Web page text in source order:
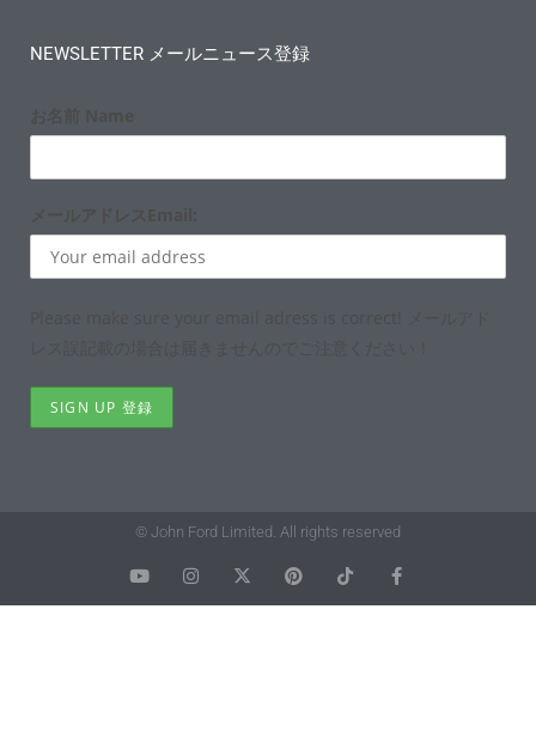
NEWSLETTER メールニュース登録
© John Ford Limited. All rights reserved